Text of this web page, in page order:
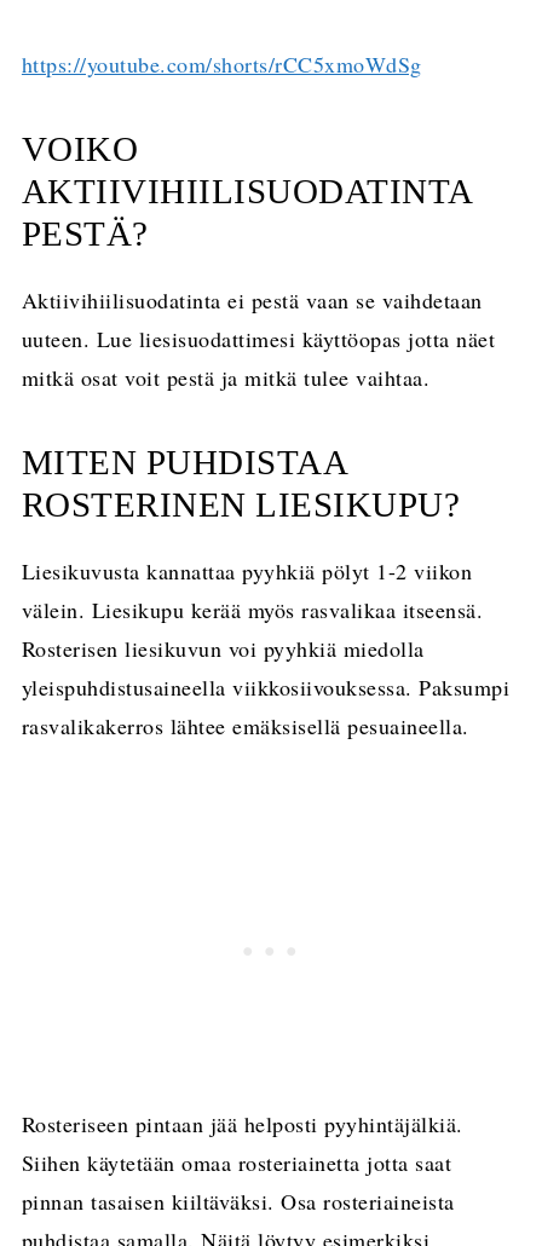
https://youtube.com/shorts/rCC5xmoWdSg
VOIKO
AKTIIVIHIILISUODATINTA
PESTÄ?
Aktiivihiilisuodatinta ei pestä vaan se vaihdetaan
uuteen. Lue liesisuodattimesi käyttöopas jotta näet
mitkä osat voit pestä ja mitkä tulee vaihtaa.
MITEN PUHDISTAA
ROSTERINEN LIESIKUPU?
Liesikuvusta kannattaa pyyhkiä pölyt 1-2 viikon
välein. Liesikupu kerää myös rasvalikaa itseensä.
Rosterisen liesikuvun voi pyyhkiä miedolla
yleispuhdistusaineella viikkosiivouksessa. Paksumpi
rasvalikakerros lähtee emäksisellä pesuaineella.
Rosteriseen pintaan jää helposti pyyhintäjälkiä.
Siihen käytetään omaa rosteriainetta jotta saat
pinnan tasaisen kiiltäväksi. Osa rosteriaineista